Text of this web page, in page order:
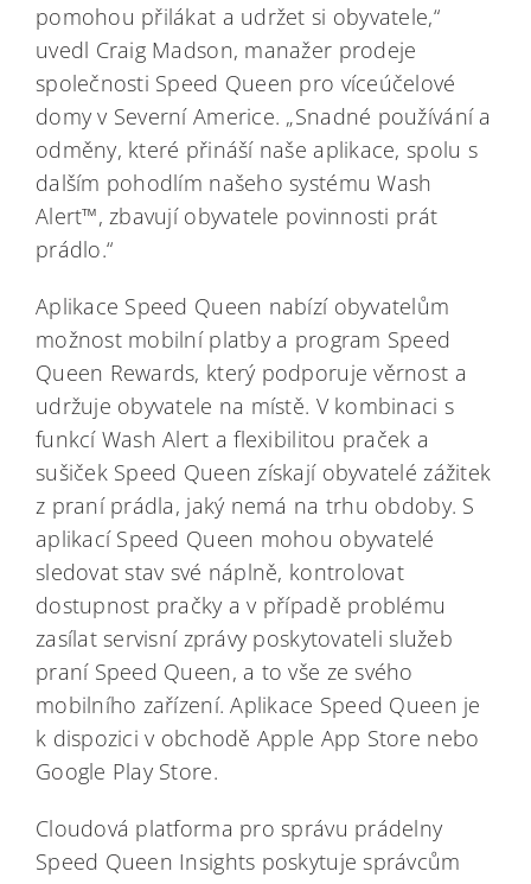
pomohou přilákat a udržet si obyvatele,“
uvedl Craig Madson, manažer prodeje
společnosti Speed Queen pro víceúčelové
domy v Severní Americe. „Snadné používání a
odměny, které přináší naše aplikace, spolu s
dalším pohodlím našeho systému Wash
Alert™, zbavují obyvatele povinnosti prát
prádlo.“
Aplikace Speed Queen nabízí obyvatelům
možnost mobilní platby a program Speed
Queen Rewards, který podporuje věrnost a
udržuje obyvatele na místě. V kombinaci s
funkcí Wash Alert a flexibilitou praček a
sušiček Speed Queen získají obyvatelé zážitek
z praní prádla, jaký nemá na trhu obdoby. S
aplikací Speed Queen mohou obyvatelé
sledovat stav své náplně, kontrolovat
dostupnost pračky a v případě problému
zasílat servisní zprávy poskytovateli služeb
praní Speed Queen, a to vše ze svého
mobilního zařízení. Aplikace Speed Queen je
k dispozici v obchodě Apple App Store nebo
Google Play Store.
Cloudová platforma pro správu prádelny
Speed Queen Insights poskytuje správcům